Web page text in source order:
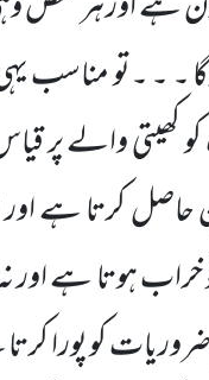
۔ ۔ ۔تو مناسب
کھیتی والے پر
کرتا ہے اور
خراب ہوتا ہے اور
کو پورا